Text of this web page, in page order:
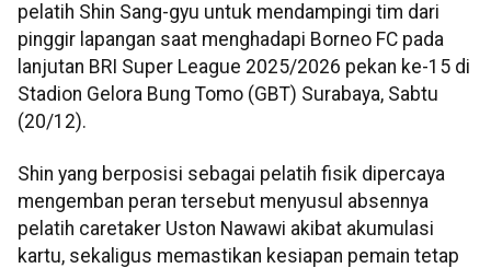
pelatih Shin Sang-gyu untuk mendampingi tim dari
pinggir lapangan saat menghadapi Borneo FC pada
lanjutan BRI Super League 2025/2026 pekan ke-15 di
Stadion Gelora Bung Tomo (GBT) Surabaya, Sabtu
(20/12).
Shin yang berposisi sebagai pelatih fisik dipercaya
mengemban peran tersebut menyusul absennya
pelatih caretaker Uston Nawawi akibat akumulasi
kartu, sekaligus memastikan kesiapan pemain tetap